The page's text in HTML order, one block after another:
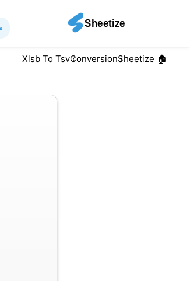
🏠︎ Sheetize
Conversion
Xlsb To Tsv